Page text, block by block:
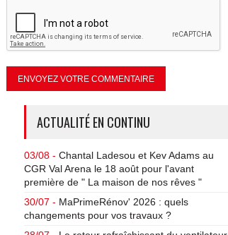
ACTUALITÉ EN CONTINU
03/08 - Chantal Ladesou et Kev Adams au
CGR Val Arena le 18 août pour l'avant
première de " La maison de nos rêves "
30/07 - MaPrimeRénov' 2026 : quels
changements pour vos travaux ?